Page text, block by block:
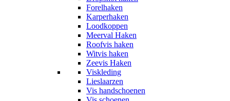
Forelhaken
Karperhaken
Loodkoppen
Meerval Haken
Roofvis haken
Witvis haken
Zeevis Haken
Viskleding
Lieslaarzen
Vis handschoenen